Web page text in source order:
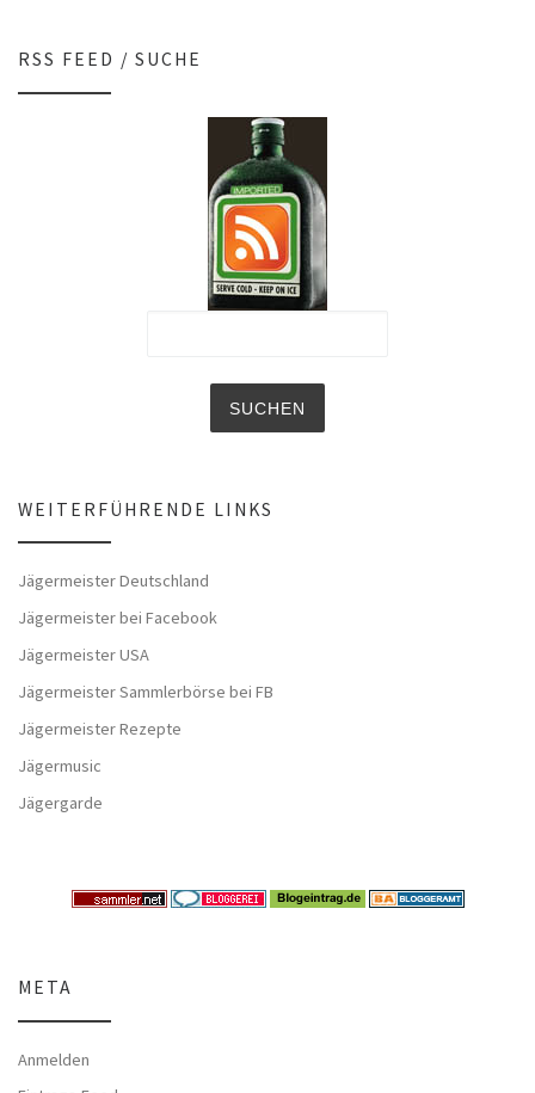
RSS FEED / SUCHE
WEITERFÜHRENDE LINKS
Jägermeister Deutschland
Jägermeister bei Facebook
Jägermeister USA
Jägermeister Sammlerbörse bei FB
Jägermeister Rezepte
Jägermusic
Jägergarde
META
Anmelden